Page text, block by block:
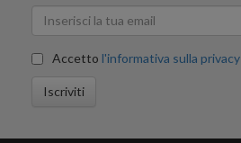
Accetto l'informativa sulla privacy
Iscriviti